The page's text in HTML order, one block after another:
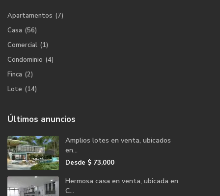
Apartamentos (7)
Casa (56)
Comercial (1)
Condominio (4)
Finca (2)
Lote (14)
Últimos anuncios
Amplios lotes en venta, ubicados
en...
Desde $ 73,000
Hermosa casa en venta, ubicada en
C...